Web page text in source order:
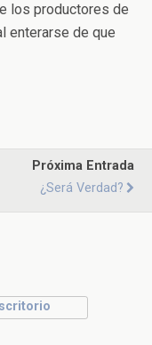
los productores de
enterarse de que
Próxima Entrada
¿Será Verdad?